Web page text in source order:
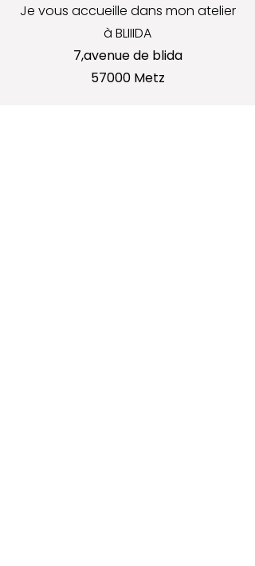
Je vous accueille dans mon atelier
à BLIIIDA
7,avenue de blida
57000 Metz